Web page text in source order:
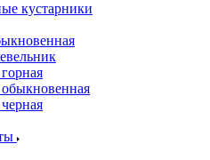
кустарники